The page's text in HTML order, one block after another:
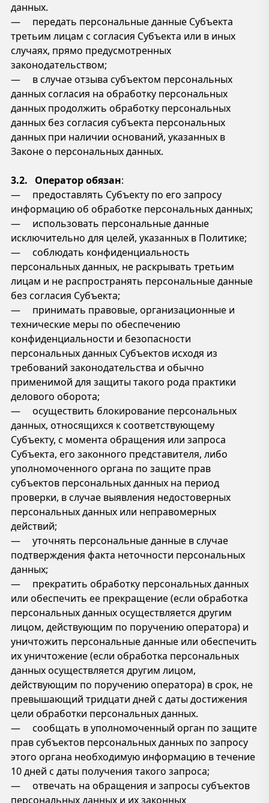
данных.
— передать персональные данные Субъекта
третьим лицам с согласия Субъекта или в иных
случаях, прямо предусмотренных
законодательством;
— в случае отзыва субъектом персональных
данных согласия на обработку персональных
данных продолжить обработку персональных
данных без согласия субъекта персональных
данных при наличии оснований, указанных в
Законе о персональных данных.
3.2. Оператор обязан:
— предоставлять Субъекту по его запросу
информацию об обработке персональных данных;
— использовать персональные данные
исключительно для целей, указанных в Политике;
— соблюдать конфиденциальность
персональных данных, не раскрывать третьим
лицам и не распространять персональные данные
без согласия Субъекта;
— принимать правовые, организационные и
технические меры по обеспечению
конфиденциальности и безопасности
персональных данных Субъектов исходя из
требований законодательства и обычно
применимой для защиты такого рода практики
делового оборота;
— осуществить блокирование персональных
данных, относящихся к соответствующему
Субъекту, с момента обращения или запроса
Субъекта, его законного представителя, либо
уполномоченного органа по защите прав
субъектов персональных данных на период
проверки, в случае выявления недостоверных
персональных данных или неправомерных
действий;
— уточнять персональные данные в случае
подтверждения факта неточности персональных
данных;
— прекратить обработку персональных данных
или обеспечить ее прекращение (если обработка
персональных данных осуществляется другим
лицом, действующим по поручению оператора) и
уничтожить персональные данные или обеспечить
их уничтожение (если обработка персональных
данных осуществляется другим лицом,
действующим по поручению оператора) в срок, не
превышающий тридцати дней с даты достижения
цели обработки персональных данных.
— сообщать в уполномоченный орган по защите
прав субъектов персональных данных по запросу
этого органа необходимую информацию в течение
10 дней с даты получения такого запроса;
— отвечать на обращения и запросы субъектов
персональных данных и их законных